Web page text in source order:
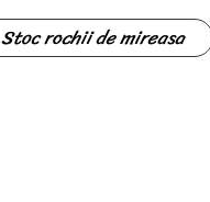
Stoc rochii de mireasa